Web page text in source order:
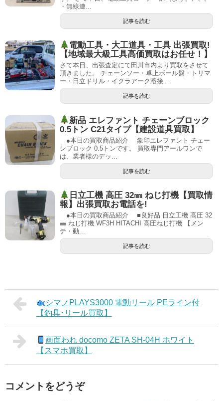
・無線連...
記事を読む
電動工具・大工道具・工具 出張買取!
【地域最大級工具高価買取はお任せ！】
さて本日、出張査定にて田川市内より買取をさせて
頂きました。 チェーンソー・卓上ボール盤・トリマ
ー・日立ドリル・イクラアーク溶接...
記事を読む
新品 エレファント チェーンブロック
0.5トン C21タイプ【建設道具買取】
●本日の買取商品紹介 象印エレファント チェー
ンブロック 0.5トンです。 買取専門アールワンで
は、業者様のデッ...
記事を読む
日立工機 高圧 32㎜ ねじ打機【買取情
報】出張買取お電話を!
●本日の買取商品紹介 ■良好品 日立工機 高圧 32
㎜ ねじ打機 WF3H HITACHI 高圧ねじ打機 【メン
テ・動...
記事を読む
シマノPLAYS3000 電動リール PEライン付
【釣具･リール買取】
画面われ docomo ZETA SH-04H ホワイト
【スマホ買取】
コメントをどうぞ